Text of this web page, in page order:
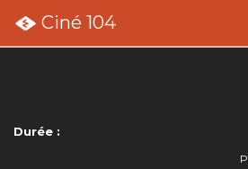
Ciné 104
Durée :